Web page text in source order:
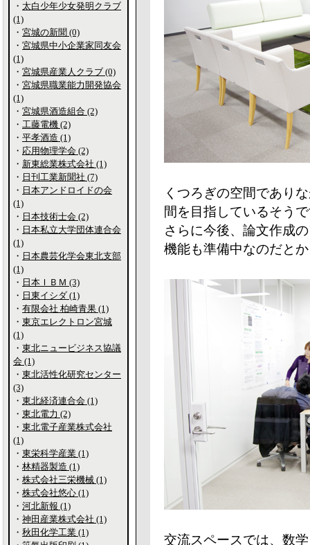
くつろぎの空間であり
間を目指しているそう
さらに今後、論文作成
機能も準備中なのだと
交流スペースでは、数
・ 太白少年少女発明クラブ
(1)
・ 宮城の新聞 (0)
・ 宮城県中小企業家同友会
(1)
・ 宮城県産業人クラブ (0)
・ 宮城県職業能力開発協会
(1)
・ 宮城県酒造組合 (2)
・ 工藤電機 (2)
・ 平孝酒造 (1)
・ 応用物理学会 (2)
・ 新東総業株式会社 (1)
・ 日刊工業新聞社 (7)
・ 日本アンドロイドの会
(1)
・ 日本技術士会 (2)
・ 日本私立大学団体連合会
(1)
・ 日本農芸化学会東北支部
(1)
・ 日本ＩＢＭ (3)
・ 日東イシダ (1)
・ 有限会社 柏崎青果 (1)
・ 東京エレクトロン宮城
(1)
・ 東北ニュービジネス協議
会 (1)
・ 東北活性化研究センター
(3)
・ 東北経済連合会 (1)
・ 東北電力 (2)
・ 東北電子産業株式会社
(1)
・ 東栄科学産業 (1)
・ 林精器製造 (1)
・ 株式会社三栄機械 (1)
・ 株式会社悠心 (1)
・ 河北新報 (1)
・ 神田産業株式会社 (1)
・ 秋田化学工業 (1)